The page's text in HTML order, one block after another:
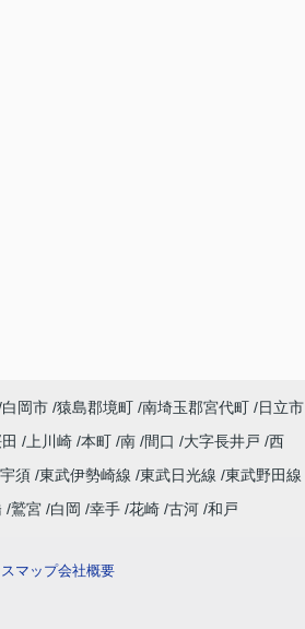
白岡市 猿島郡境町 南埼玉郡宮代町 日立市
上川崎 本町 南 間口 大字長井戸 西
須 東武伊勢崎線 東武日光線 東武野田線
鷲宮 白岡 幸手 花崎 古河 和戸
マップ会社概要